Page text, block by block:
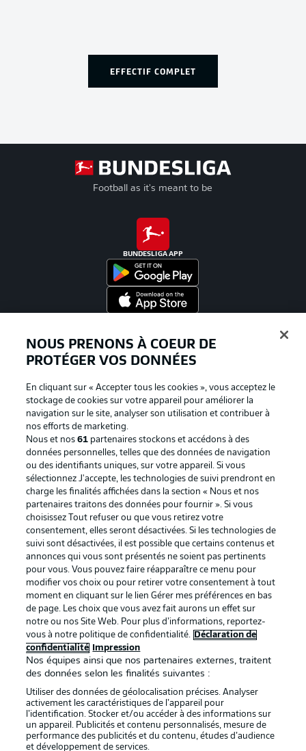
EFFECTIF COMPLET
Football as it's meant to be
BUNDESLIGA APP
La publicité Conditions d’utilisation des
Mentions Légales Gérer mes préférences
Déclaration de
confidentialité
Diffuseurs
Travaux Contact
Impression Joueurs
NOUS PRENONS À COEUR DE
PROTÉGER VOS DONNÉES
En cliquant sur « Accepter tous les cookies », vous acceptez le
stockage de cookies sur votre appareil pour améliorer la
navigation sur le site, analyser son utilisation et contribuer à
nos efforts de marketing.
Nous et nos61 partenaires stockons et accédons à des
données personnelles, telles que des données de navigation
ou des identifiants uniques, sur votre appareil. Si vous
sélectionnez J'accepte, les technologies de suivi prendront en
charge les finalités affichées dans la section « Nous et nos
partenaires traitons des données pour fournir ». Si vous
choisissez Tout refuser ou que vous retirez votre
consentement, elles seront désactivées. Si les technologies de
suivi sont désactivées, il est possible que certains contenus et
annonces qui vous sont présentés ne soient pas pertinents
pour vous. Vous pouvez faire réapparaître ce menu pour
modifier vos choix ou pour retirer votre consentement à tout
moment en cliquant sur le lien Gérer mes préférences en bas
de page. Les choix que vous avez fait aurons un effet sur
notre ou nos Site Web. Pour plus d’informations, reportez-
vous à notre politique de confidentialité.
Déclaration de
confidentialité
Impression
Nos équipes ainsi que nos partenaires externes, traitent
des données selon les finalités suivantes :
Utiliser des données de géolocalisation précises. Analyser
activement les caractéristiques de l’appareil pour
l’identification. Stocker et/ou accéder à des informations sur
un appareil. Publicités et contenu personnalisés, mesure de
performance des publicités et du contenu, études d’audience
et développement de services.